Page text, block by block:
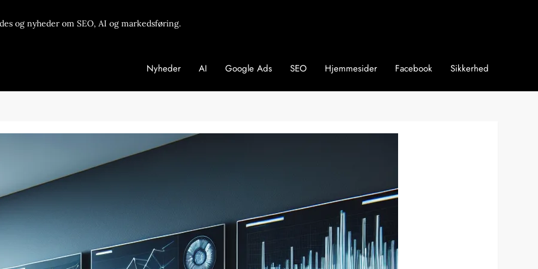
og nyheder om SEO, AI og markedsføring.
Nyheder AI Google Ads SEO Hjemmesider Facebook Sikkerhed